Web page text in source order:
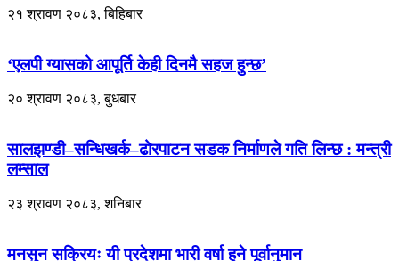
२१ श्रावण २०८३, बिहिबार
‘एलपी ग्यासको आपूर्ति केही दिनमै सहज हुन्छ’
२० श्रावण २०८३, बुधबार
सालझण्डी–सन्धिखर्क–ढोरपाटन सडक निर्माणले गति लिन्छ : मन्त्री
लम्साल
२३ श्रावण २०८३, शनिबार
मनसुन सक्रियः यी प्रदेशमा भारी वर्षा हुने पूर्वानुमान